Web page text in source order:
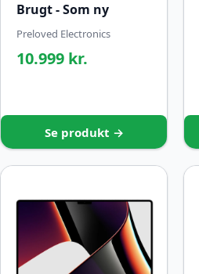
Brugt - Som ny
Preloved Electronics
10.999 kr.
Se produkt →